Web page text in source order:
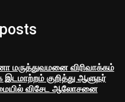
மருத்துவமனை விரிவாக்கம்
இடமாற்றம் குறித்து ஆளுநர்
விசேட ஆலோசனை